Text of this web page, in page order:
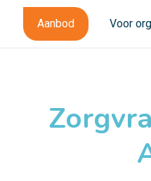
Aanbod Voor